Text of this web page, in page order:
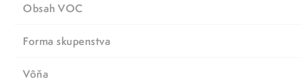
Obsah VOC
Forma skupenstva
Vôňa